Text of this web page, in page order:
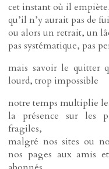
cet instant où il
qu’il n’y aurait pas de
ou alors un retrait, un
pas systématique, pas
mais savoir le quitter
lourd, trop impossible
notre temps multiplie
la présence sur les
fragiles,
malgré nos sites ou
nos pages aux amis